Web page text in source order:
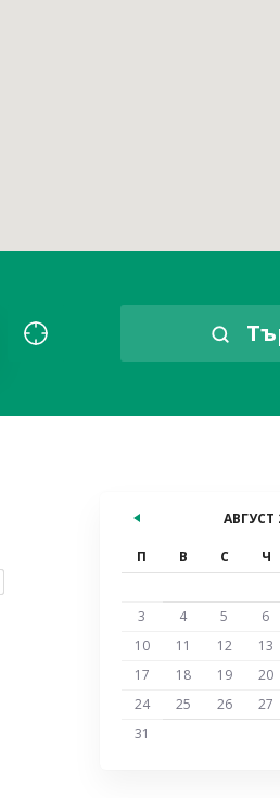
АВГУСТ
П В С Ч
3
4 5 6
10
11 12 13
17
18 19 20
24
25 26 27
31